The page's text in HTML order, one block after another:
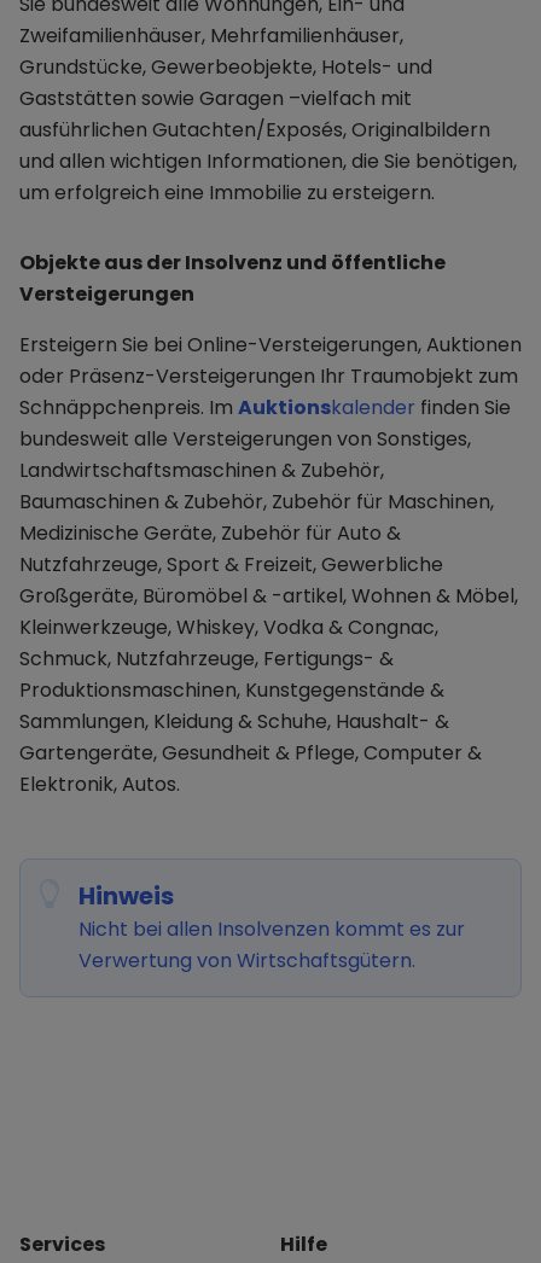
Zweifamilienhäuser, Mehrfamilienhäuser,
Grundstücke, Gewerbeobjekte, Hotels- und
Gaststätten sowie Garagen –vielfach mit
ausführlichen Gutachten/Exposés, Originalbildern
und allen wichtigen Informationen, die Sie benötigen,
um erfolgreich eine Immobilie zu ersteigern.
Objekte aus der Insolvenz und öffentliche
Versteigerungen
Ersteigern Sie bei Online-Versteigerungen, Auktionen
oder Präsenz-Versteigerungen Ihr Traumobjekt zum
Schnäppchenpreis. Im Auktionskalender finden Sie
bundesweit alle Versteigerungen von Sonstiges,
Landwirtschaftsmaschinen & Zubehör,
Baumaschinen & Zubehör, Zubehör für Maschinen,
Medizinische Geräte, Zubehör für Auto &
Nutzfahrzeuge, Sport & Freizeit, Gewerbliche
Großgeräte, Büromöbel & -artikel, Wohnen & Möbel,
Kleinwerkzeuge, Whiskey, Vodka & Congnac,
Schmuck, Nutzfahrzeuge, Fertigungs- &
Produktionsmaschinen, Kunstgegenstände &
Sammlungen, Kleidung & Schuhe, Haushalt- &
Gartengeräte, Gesundheit & Pflege, Computer &
Elektronik, Autos.
Hinweis
Nicht bei allen Insolvenzen kommt es zur
Verwertung von Wirtschaftsgütern.
Services Hilfe